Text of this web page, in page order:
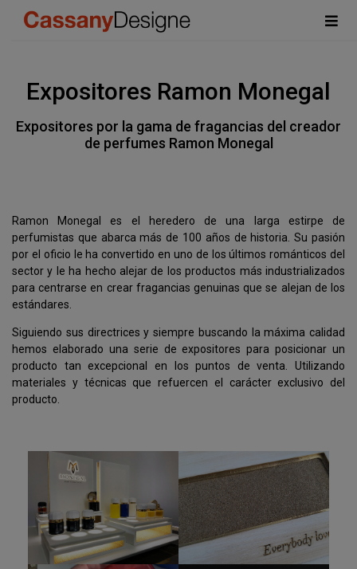
Expositores Ramon Monegal
Expositores por la gama de fragancias del creador
de perfumes Ramon Monegal
Ramon Monegal es el heredero de una larga estirpe de
perfumistas que abarca más de 100 años de historia. Su pasión
por el oficio le ha convertido en uno de los últimos románticos del
sector y le ha hecho alejar de los productos más industrializados
para centrarse en crear fragancias genuinas que se alejan de los
estándares.
Siguiendo sus directrices y siempre buscando la máxima calidad
hemos elaborado una serie de expositores para posicionar un
producto tan excepcional en los puntos de venta. Utilizando
materiales y técnicas que refuercen el carácter exclusivo del
producto.